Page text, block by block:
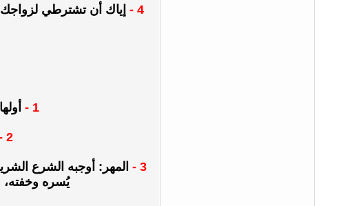
4 -
إياك أن تشترطي
1 -
2 -
3 -
يُسره وخفته،